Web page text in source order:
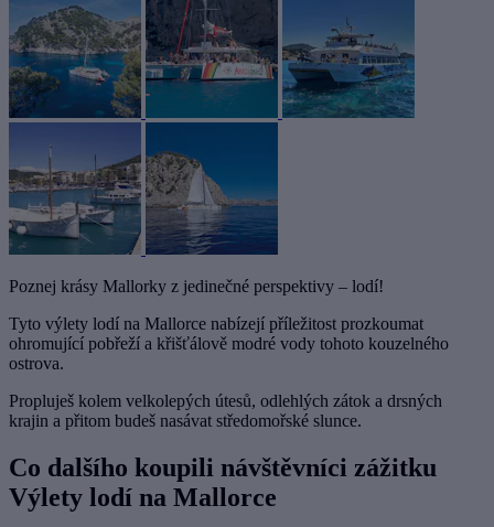
Poznej krásy Mallorky z jedinečné perspektivy – lodí!
Tyto výlety lodí na Mallorce nabízejí příležitost prozkoumat
ohromující pobřeží a křišťálově modré vody tohoto kouzelného
ostrova.
Propluješ kolem velkolepých útesů, odlehlých zátok a drsných
krajin a přitom budeš nasávat středomořské slunce.
Co dalšího koupili návštěvníci zážitku
Výlety lodí na Mallorce